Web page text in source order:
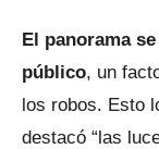
El panorama
público, un
los robos. Esto
destacó “las